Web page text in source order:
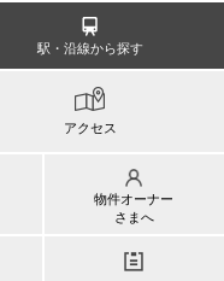
駅・沿線から探す
アクセス
物件オーナー
さまへ